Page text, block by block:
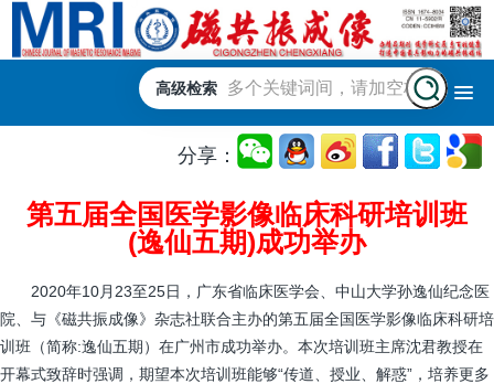
高级检索
分享：
第五届全国医学影像临床科研培训班
(逸仙五期)成功举办
2020年10月23至25日，广东省临床医学会、中山大学孙逸仙纪念医
院、与《磁共振成像》杂志社联合主办的第五届全国医学影像临床科研培
训班（简称:逸仙五期）在广州市成功举办。本次培训班主席沈君教授在
开幕式致辞时强调，期望本次培训班能够“传道、授业、解惑”，培养更多